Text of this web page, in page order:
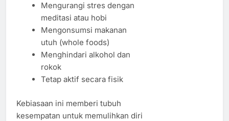
Mengurangi stres dengan
meditasi atau hobi
Mengonsumsi makanan
utuh (whole foods)
Menghindari alkohol dan
rokok
Tetap aktif secara fisik
Kebiasaan ini memberi tubuh
kesempatan untuk memulihkan diri